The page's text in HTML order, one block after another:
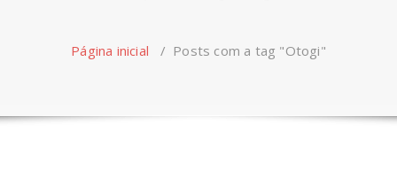
Página inicial / Posts com a tag "Otogi"